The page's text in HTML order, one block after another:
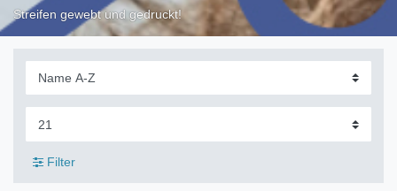
Streifen gewebt und gedruckt!
Filter